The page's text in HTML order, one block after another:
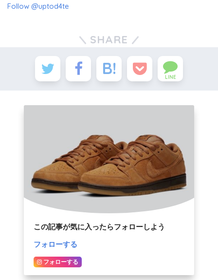
Follow @uptod4te
SHARE
LINE
この記事が気に入ったらフォローしよう
フォローする
フォローする